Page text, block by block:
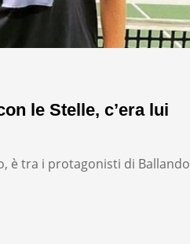
le Stelle, c’era lui
è tra i protagonisti di Ballando